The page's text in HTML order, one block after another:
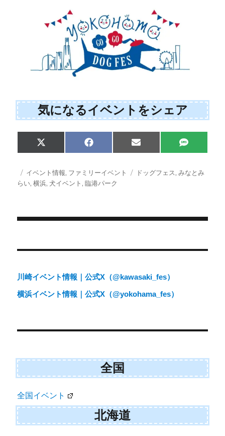
気になるイベントをシェア
Share
on
X
(
w
t
)
Share
on
F
a
e
o
Share
on
E
m
i
Share
on
S
M
投
稿
カ
テ
イベント情報, ファミリーイベント
タ
ドッグフェス,みなとみ
らい,横浜, 犬イベント ,臨港パーク
稿
ナ
ビ
ー
ョ
川崎イベント情報｜公式X（@kawasaki_fes）
横浜イベント情報｜公式X（@yokohama_fes）
全国
全国イベント
北海道